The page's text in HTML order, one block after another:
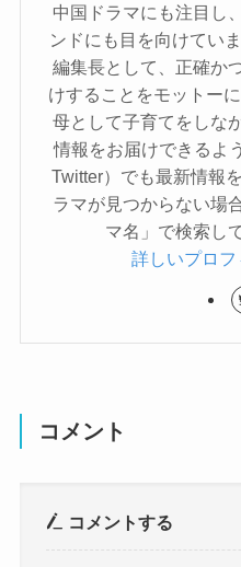
中国ドラマにも注目し
ンドにも目を向けてい
編集長として、正確か
けすることをモットー
母として子育てをしな
情報をお届けできるよ
Twitter）でも最新情報
ラマが見つからない場
マ名」で検索し
詳しいプロ
コメント
コメントする